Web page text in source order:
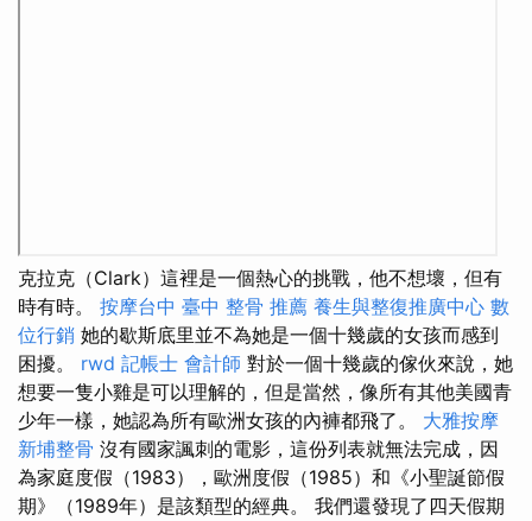
克拉克（Clark）這裡是一個熱心的挑戰，他不想壞，但有
時有時。 按摩台中 臺中 整骨 推薦 養生與整復推廣中心 數
位行銷 她的歇斯底里並不為她是一個十幾歲的女孩而感到
困擾。 rwd 記帳士 會計師 對於一個十幾歲的傢伙來說，她
想要一隻小雞是可以理解的，但是當然，像所有其他美國青
少年一樣，她認為所有歐洲女孩的內褲都飛了。 大雅按摩
新埔整骨 沒有國家諷刺的電影，這份列表就無法完成，因
為家庭度假（1983），歐洲度假（1985）和《小聖誕節假
期》（1989年）是該類型的經典。 我們還發現了四天假期